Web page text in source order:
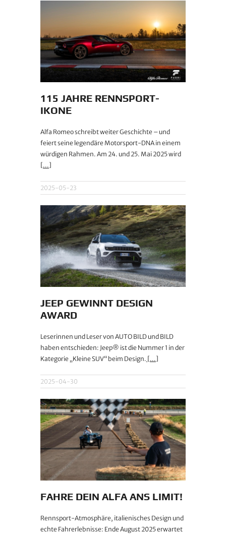
115 JAHRE RENNSPORT-
IKONE
Alfa Romeo schreibt weiter Geschichte – und
feiert seine legendäre Motorsport-DNA in einem
würdigen Rahmen. Am 24. und 25. Mai 2025 wird
[...]
2025-05-23
JEEP GEWINNT DESIGN
AWARD
Leserinnen und Leser von AUTO BILD und BILD
haben entschieden: Jeep® ist die Nummer 1 in der
Kategorie „Kleine SUV“ beim Design. [...]
2025-04-30
FAHRE DEIN ALFA ANS LIMIT!
Rennsport-Atmosphäre, italienisches Design und
echte Fahrerlebnisse: Ende August 2025 erwartet